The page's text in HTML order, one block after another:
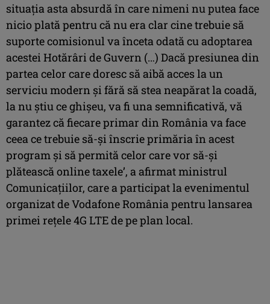
situaţia asta absurdă în care nimeni nu putea face
nicio plată pentru că nu era clar cine trebuie să
suporte comisionul va înceta odată cu adoptarea
acestei Hotărâri de Guvern (…) Dacă presiunea din
partea celor care doresc să aibă acces la un
serviciu modern şi fără să stea neapărat la coadă,
la nu ştiu ce ghişeu, va fi una semnificativă, vă
garantez că fiecare primar din România va face
ceea ce trebuie să-şi înscrie primăria în acest
program şi să permită celor care vor să-şi
plătească online taxele’, a afirmat ministrul
Comunicaţiilor, care a participat la evenimentul
organizat de Vodafone România pentru lansarea
primei reţele 4G LTE de pe plan local.